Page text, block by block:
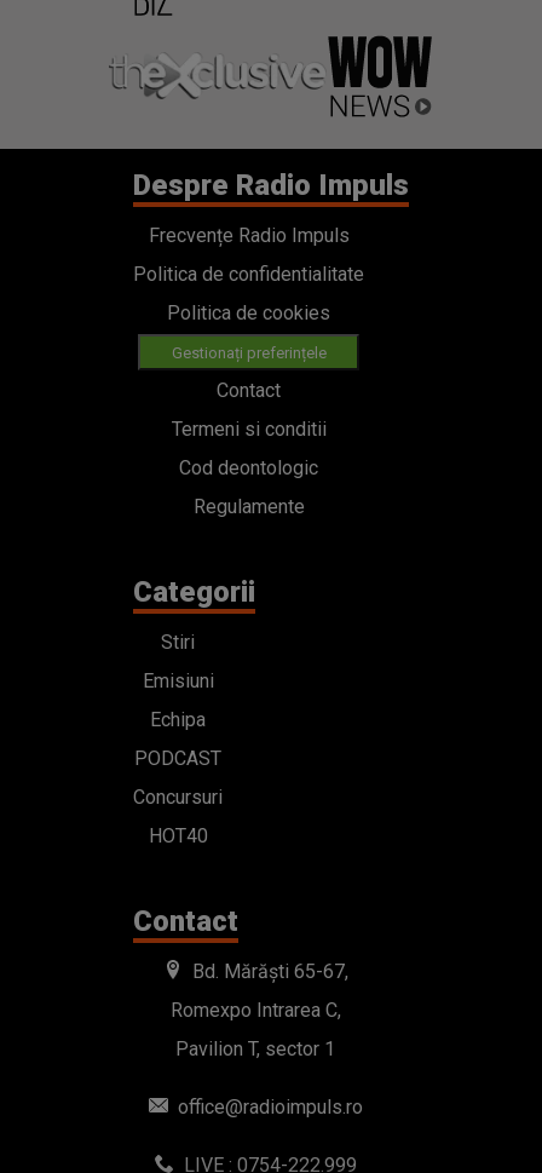
Despre Radio Impuls
Frecvențe Radio Impuls
Politica de confidentialitate
Politica de cookies
Gestionați preferințele
Contact
Termeni si conditii
Cod deontologic
Regulamente
Categorii
Stiri
Emisiuni
Echipa
PODCAST
Concursuri
HOT40
Contact
Bd. Mărăști 65-67,
Romexpo Intrarea C,
Pavilion T, sector 1
office@radioimpuls.ro
LIVE : 0754-222.999